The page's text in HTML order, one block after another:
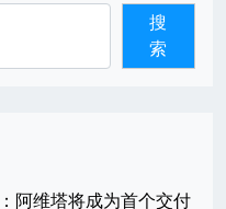
搜
索
阿维塔将成为首个交付